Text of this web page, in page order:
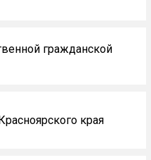
гражданской
края